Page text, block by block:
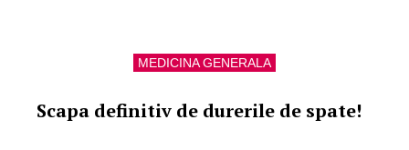
MEDICINA GENERALA
Scapa definitiv de durerile de spate!